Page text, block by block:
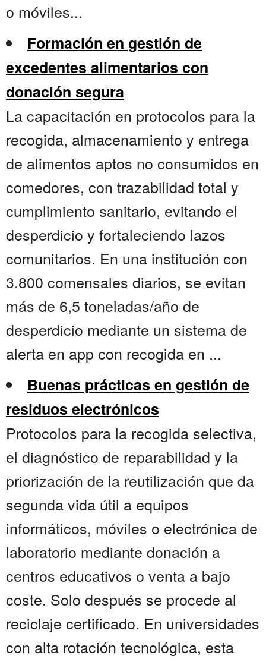
o móviles...
Formación en gestión de
excedentes alimentarios con
donación segura
La capacitación en protocolos para la
recogida, almacenamiento y entrega
de alimentos aptos no consumidos en
comedores, con trazabilidad total y
cumplimiento sanitario, evitando el
desperdicio y fortaleciendo lazos
comunitarios. En una institución con
3.800 comensales diarios, se evitan
más de 6,5 toneladas/año de
desperdicio mediante un sistema de
alerta en app con recogida en ...
Buenas prácticas en gestión de
residuos electrónicos
Protocolos para la recogida selectiva,
el diagnóstico de reparabilidad y la
priorización de la reutilización que da
segunda vida útil a equipos
informáticos, móviles o electrónica de
laboratorio mediante donación a
centros educativos o venta a bajo
coste. Solo después se procede al
reciclaje certificado. En universidades
con alta rotación tecnológica, esta